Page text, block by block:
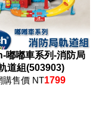
嘟嘟車系列-消防局
道組(503903)
購售價 NT1799